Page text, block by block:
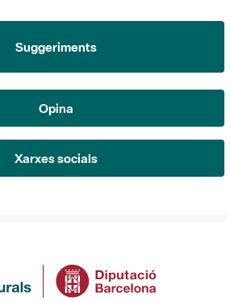
Suggeriments
Opina
Xarxes socials